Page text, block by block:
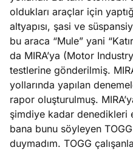
şeye ne
Köşe
Yazıları
oldukları araçlar için
altyapısı, şasi ve
bu araca “Mule” yani
da MIRA’ya (Motor
testlerine gönderilmiş.
yollarında yapılan
rapor oluşturulmuş.
şimdiye kadar denedikleri
bana bunu söyleyen
duymadım. TOGG